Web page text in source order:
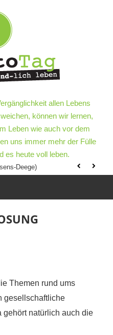
leben
allen Lebens
können wir lernen,
Leben wie auch vor dem
uns immer mehr der Fülle
es heute voll leben.
Deege)
Themen rund ums
gesellschaftliche
gehört natürlich auch die